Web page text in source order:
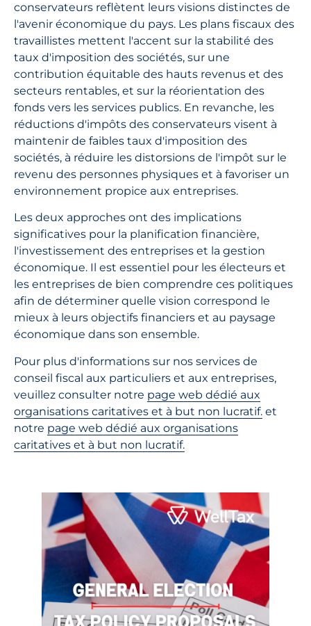
conservateurs reflètent leurs visions distinctes de
l'avenir économique du pays. Les plans fiscaux des
travaillistes mettent l'accent sur la stabilité des
taux d'imposition des sociétés, sur une
contribution équitable des hauts revenus et des
secteurs rentables, et sur la réorientation des
fonds vers les services publics. En revanche, les
réductions d'impôts des conservateurs visent à
maintenir de faibles taux d'imposition des
sociétés, à réduire les distorsions de l'impôt sur le
revenu des personnes physiques et à favoriser un
environnement propice aux entreprises.
Les deux approches ont des implications
significatives pour la planification financière,
l'investissement des entreprises et la gestion
économique. Il est essentiel pour les électeurs et
les entreprises de bien comprendre ces politiques
afin de déterminer quelle vision correspond le
mieux à leurs objectifs financiers et au paysage
économique dans son ensemble.
Pour plus d'informations sur nos services de
conseil fiscal aux particuliers et aux entreprises,
veuillez consulter notre page web dédié aux
organisations caritatives et à but non lucratif. et
notre page web dédié aux organisations
caritatives et à but non lucratif.